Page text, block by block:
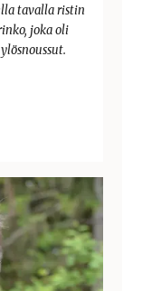
tavalla ristin
joka oli